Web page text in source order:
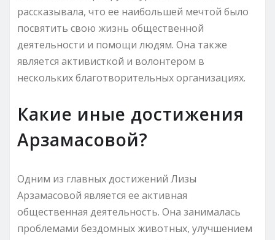
рассказывала, что ее наибольшей мечтой было
посвятить свою жизнь общественной
деятельности и помощи людям. Она также
является активисткой и волонтером в
нескольких благотворительных организациях.
Какие иные достижения
Арзамасовой?
Одним из главных достижений Лизы
Арзамасовой является ее активная
общественная деятельность. Она занималась
проблемами бездомных животных, улучшением